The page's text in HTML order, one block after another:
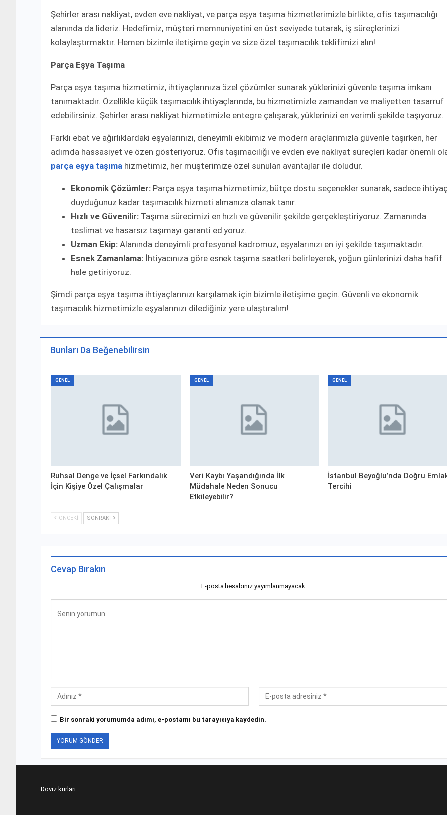
Şehirler arası nakliyat, evden eve nakliyat, ve parça eşya taşıma hizmetlerimizle birlikte, ofis taşımacılığı
alanında da lideriz. Hedefimiz, müşteri memnuniyetini en üst seviyede tutarak, iş süreçlerinizi
kolaylaştırmaktır. Hemen bizimle iletişime geçin ve size özel taşımacılık teklifimizi alın!
Parça Eşya Taşıma
Parça eşya taşıma hizmetimiz, ihtiyaçlarınıza özel çözümler sunarak yüklerinizi güvenle taşıma imkanı
tanımaktadır. Özellikle küçük taşımacılık ihtiyaçlarında, bu hizmetimizle zamandan ve maliyetten tasarruf
edebilirsiniz. Şehirler arası nakliyat hizmetimizle entegre çalışarak, yüklerinizi en verimli şekilde taşıyoruz.
Farklı ebat ve ağırlıklardaki eşyalarınızı, deneyimli ekibimiz ve modern araçlarımızla güvenle taşırken, her
adımda hassasiyet ve özen gösteriyoruz. Ofis taşımacılığı ve evden eve nakliyat süreçleri kadar önemli
parça eşya taşıma hizmetimiz, her müşterimize özel sunulan avantajlar ile doludur.
Ekonomik Çözümler: Parça eşya taşıma hizmetimiz, bütçe dostu seçenekler sunarak, sadece ihtiyaç
duyduğunuz kadar taşımacılık hizmeti almanıza olanak tanır.
Hızlı ve Güvenilir: Taşıma sürecimizi en hızlı ve güvenilir şekilde gerçekleştiriyoruz. Zamanında
teslimat ve hasarsız taşımayı garanti ediyoruz.
Uzman Ekip: Alanında deneyimli profesyonel kadromuz, eşyalarınızı en iyi şekilde taşımaktadır.
Esnek Zamanlama: İhtiyacınıza göre esnek taşıma saatleri belirleyerek, yoğun günlerinizi daha hafif
hale getiriyoruz.
Şimdi parça eşya taşıma ihtiyaçlarınızı karşılamak için bizimle iletişime geçin. Güvenli ve ekonomik
taşımacılık hizmetimizle eşyalarınızı dilediğiniz yere ulaştıralım!
Bunları Da Beğenebilirsin
GENEL
Ruhsal Denge ve İçsel Farkındalık
İçin Kişiye Özel Çalışmalar
GENEL
Veri Kaybı Yaşandığında İlk
Müdahale Neden Sonucu
Etkileyebilir?
GENEL
İstanbul Beyoğlu’nda Doğru
Tercihi
ÖNCEKI SONRAKI
Cevap Bırakın
E-posta hesabınız yayımlanmayacak.
Bir sonraki yorumumda adımı, e-postamı bu tarayıcıya kaydedin.
Döviz kurları